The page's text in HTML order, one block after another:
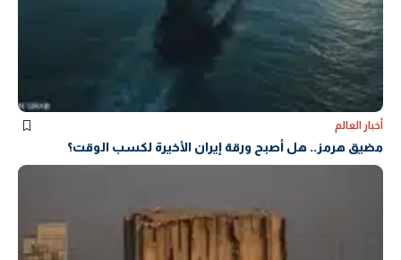
أخبار العالم
مضيق هرمز.. هل أصبح ورقة إيران الأخيرة لكسب الوقت؟